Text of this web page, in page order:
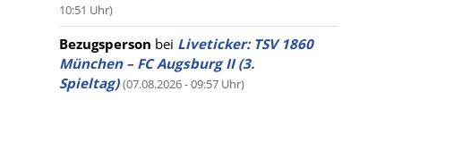
10:51 Uhr)
Bezugsperson bei Liveticker: TSV 1860
München – FC Augsburg II (3.
Spieltag) (07.08.2026 - 09:57 Uhr)